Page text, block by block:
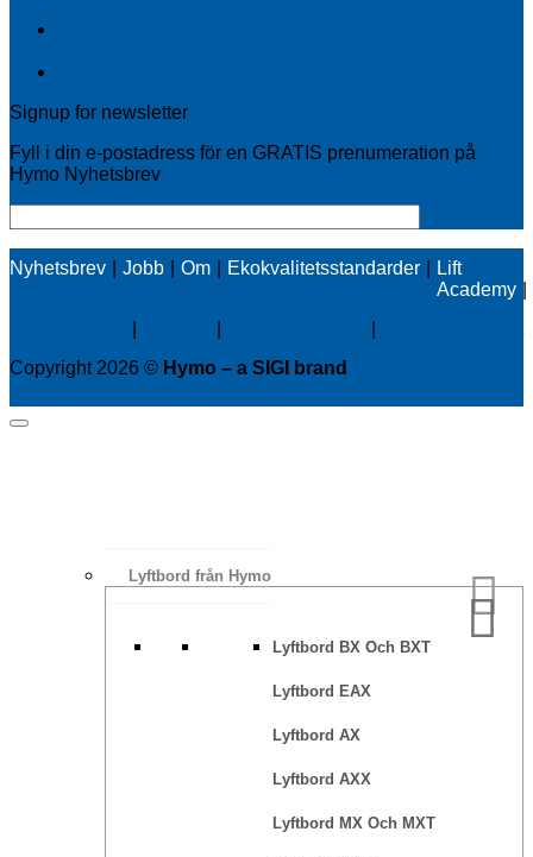
Signup for newsletter
Fyll i din e-postadress för en GRATIS prenumeration på
Hymo Nyhetsbrev
Nyhetsbrev Jobb Om Ekokvalitetsstandarder
Lift
Academy
Copyright 2026 © Hymo – a SIGI brand
Lyftbord från Hymo
Lyftbord BX Och BXT
Lyftbord EAX
Lyftbord AX
Lyftbord AXX
Lyftbord MX Och MXT